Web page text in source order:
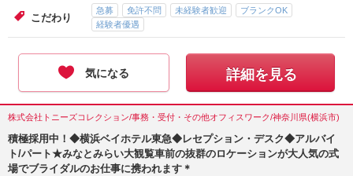
こだわり
急募 免許不問 未経験者歓迎
ブランクOK
経験者優遇
気になる 詳細を見る
株式会社トニーズコレクション/事務・受付・その他オフィスワーク/神奈川県(横浜市)
積極採用中！◆横浜ベイホテル東急◆レセプション・デスク◆アルバイ
ト/パート★みなとみらい大観覧車前の抜群のロケーションが大人気の式
場でブライダルのお仕事に携われます＊